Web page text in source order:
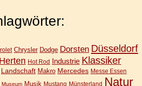
Chrysler Dodge Dorsten Düsseldorf
Herten Hot Rod Industrie Klassiker
Landschaft Makro Mercedes Messe Essen
Museum Musik Mustang Münsterland Natur